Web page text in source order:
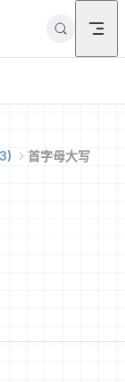
首字母大写